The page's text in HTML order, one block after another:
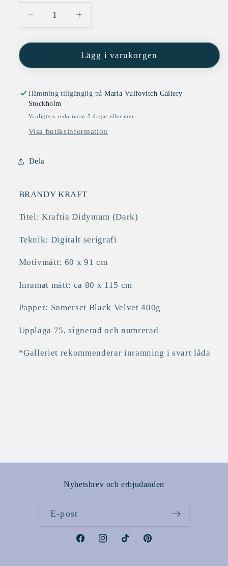
Minska
kvantitet
för
Didymum
Öka
kvantitet
för
Kraftia
Didymum
Lägg i varukorgen
Hämtning tillgänglig påMaria Vulfovitch Gallery
Stockholm
Vanligtvis redo inom 5 dagar eller mer
Visa butiksinformation
Dela
BRANDY KRAFT
Titel: Kraftia Didymum (Dark)
Teknik: Digitalt serigrafi
Motivmått: 60 x 91 cm
Inramat mått: ca 80 x 115 cm
Papper: Somerset Black Velvet 400g
Upplaga 75,signerad och numrerad
*Galleriet rekommenderar inramning i svart låda
Nyhetsbrev och erbjudanden
E-post
FacebookInstagramTikTokPinterest